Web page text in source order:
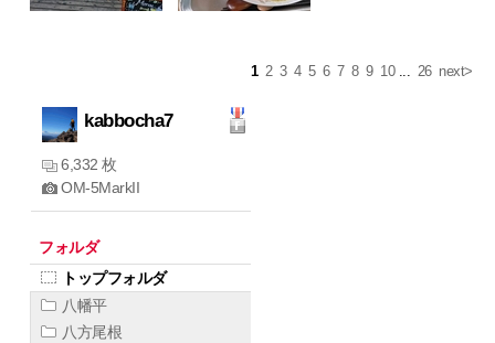
1 2 3 4 5 6 7 8 9 10... 26 next>
kabbocha7
6,332 枚
OM-5MarkII
フォルダ
トップフォルダ
八幡平
八方尾根